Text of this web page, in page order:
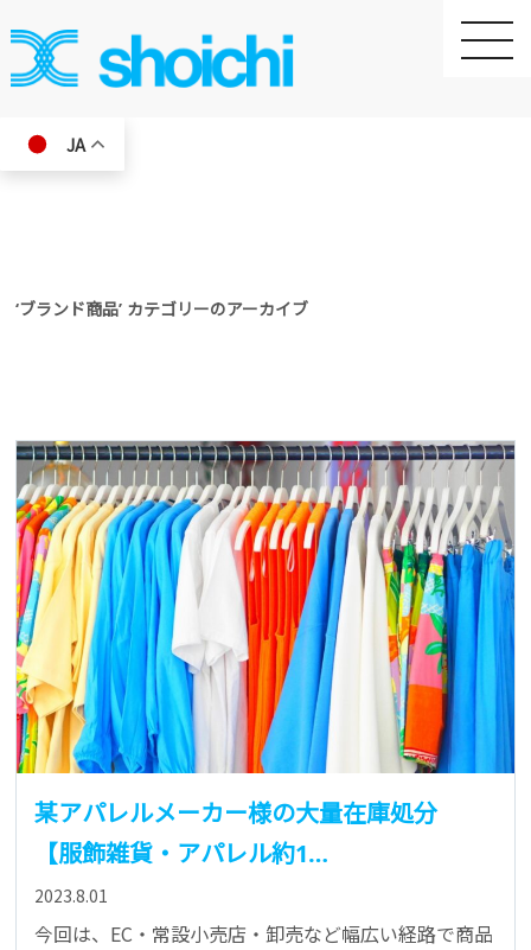
toggle
JA
‘ブランド商品’ カテゴリーのアーカイブ
某アパレルメーカー様の大量在庫処分
【服飾雑貨・アパレル約1…
2023.8.01
今回は、EC・常設小売店・卸売など幅広い経路で商品